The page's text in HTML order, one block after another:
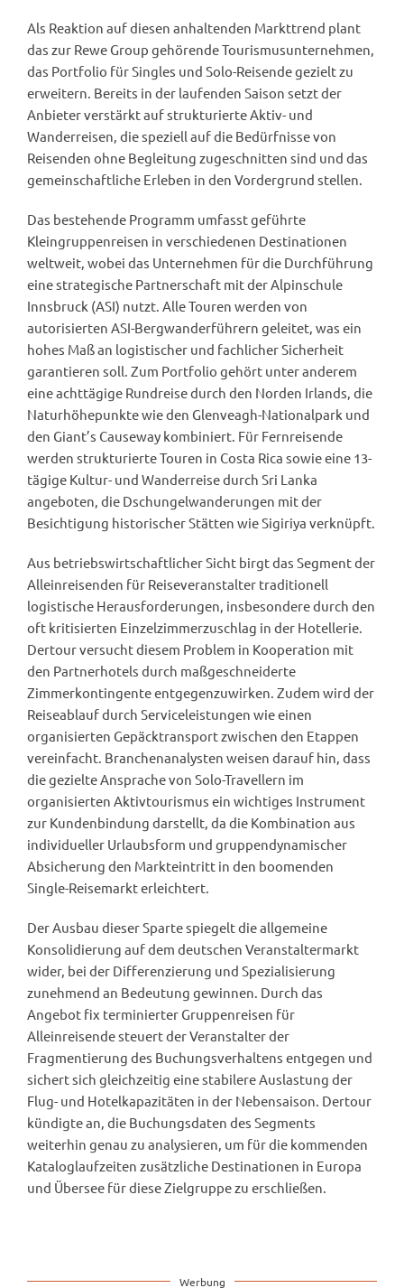
Als Reaktion auf diesen anhaltenden Markttrend plant
das zur Rewe Group gehörende Tourismusunternehmen,
das Portfolio für Singles und Solo-Reisende gezielt zu
erweitern. Bereits in der laufenden Saison setzt der
Anbieter verstärkt auf strukturierte Aktiv- und
Wanderreisen, die speziell auf die Bedürfnisse von
Reisenden ohne Begleitung zugeschnitten sind und das
gemeinschaftliche Erleben in den Vordergrund stellen.
Das bestehende Programm umfasst geführte
Kleingruppenreisen in verschiedenen Destinationen
weltweit, wobei das Unternehmen für die Durchführung
eine strategische Partnerschaft mit der Alpinschule
Innsbruck (ASI) nutzt. Alle Touren werden von
autorisierten ASI-Bergwanderführern geleitet, was ein
hohes Maß an logistischer und fachlicher Sicherheit
garantieren soll. Zum Portfolio gehört unter anderem
eine achttägige Rundreise durch den Norden Irlands, die
Naturhöhepunkte wie den Glenveagh-Nationalpark und
den Giant’s Causeway kombiniert. Für Fernreisende
werden strukturierte Touren in Costa Rica sowie eine 13-
tägige Kultur- und Wanderreise durch Sri Lanka
angeboten, die Dschungelwanderungen mit der
Besichtigung historischer Stätten wie Sigiriya verknüpft.
Aus betriebswirtschaftlicher Sicht birgt das Segment der
Alleinreisenden für Reiseveranstalter traditionell
logistische Herausforderungen, insbesondere durch den
oft kritisierten Einzelzimmerzuschlag in der Hotellerie.
Dertour versucht diesem Problem in Kooperation mit
den Partnerhotels durch maßgeschneiderte
Zimmerkontingente entgegenzuwirken. Zudem wird der
Reiseablauf durch Serviceleistungen wie einen
organisierten Gepäcktransport zwischen den Etappen
vereinfacht. Branchenanalysten weisen darauf hin, dass
die gezielte Ansprache von Solo-Travellern im
organisierten Aktivtourismus ein wichtiges Instrument
zur Kundenbindung darstellt, da die Kombination aus
individueller Urlaubsform und gruppendynamischer
Absicherung den Markteintritt in den boomenden
Single-Reisemarkt erleichtert.
Der Ausbau dieser Sparte spiegelt die allgemeine
Konsolidierung auf dem deutschen Veranstaltermarkt
wider, bei der Differenzierung und Spezialisierung
zunehmend an Bedeutung gewinnen. Durch das
Angebot fix terminierter Gruppenreisen für
Alleinreisende steuert der Veranstalter der
Fragmentierung des Buchungsverhaltens entgegen und
sichert sich gleichzeitig eine stabilere Auslastung der
Flug- und Hotelkapazitäten in der Nebensaison. Dertour
kündigte an, die Buchungsdaten des Segments
weiterhin genau zu analysieren, um für die kommenden
Kataloglaufzeiten zusätzliche Destinationen in Europa
und Übersee für diese Zielgruppe zu erschließen.
Werbung